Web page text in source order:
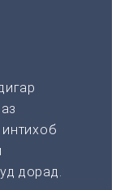
дорад.